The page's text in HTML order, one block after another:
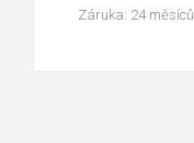
Záruka: 24 měsíců